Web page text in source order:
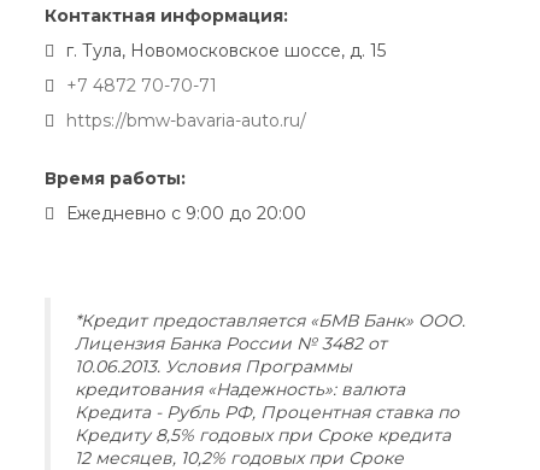
Контактная информация:
г. Тула, Новомосковское шоссе, д. 15
+7 4872 70-70-71
https://bmw-bavaria-auto.ru/
Время работы:
Ежедневно с 9:00 до 20:00
*Кредит предоставляется «БМВ Банк» ООО.
Лицензия Банка России № 3482 от
10.06.2013. Условия Программы
кредитования «Надежность»: валюта
Кредита - Рубль РФ, Процентная ставка по
Кредиту 8,5% годовых при Сроке кредита
12 месяцев, 10,2% годовых при Сроке